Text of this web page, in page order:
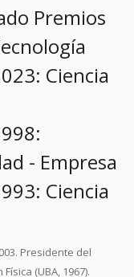
Premios
Ciencia
- Empresa
Ciencia
Presidente del
(UBA, 1967).